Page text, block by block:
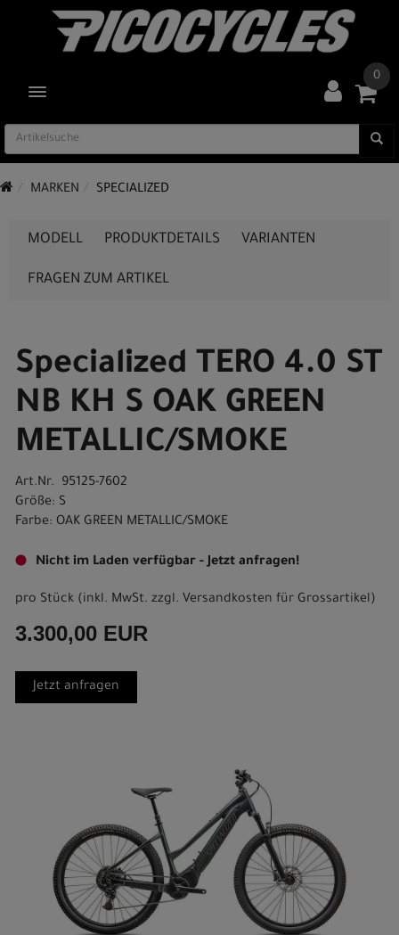
TOGGLE NAVIGATION
0
MARKEN SPECIALIZED
MODELL PRODUKTDETAILS VARIANTEN
FRAGEN ZUM ARTIKEL
Specialized TERO 4.0 ST
NB KH S OAK GREEN
METALLIC/SMOKE
Art.Nr. 95125-7602
Größe: S
Farbe: OAK GREEN METALLIC/SMOKE
Nicht im Laden verfügbar - Jetzt anfragen!
pro Stück (inkl. MwSt. zzgl. Versandkosten für Grossartikel)
3.300,00 EUR
Jetzt anfragen